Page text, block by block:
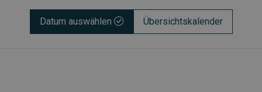
Datum auswählen Übersichtskalender